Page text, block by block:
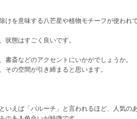
けを意味する八芒星や植物モチーフが使われて
状態はすごく良いです。
書斎などのアクセントにいかがでしょうか。
その空間が引き締まると思います。
いえば「バルーチ」と言われるほど、人気の